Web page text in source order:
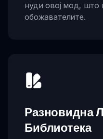
нуди овој мод, што
обожавателите.
Разновидна
Библиотека